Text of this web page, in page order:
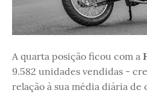
A quarta posição ficou com a
9.582 unidades vendidas -
relação à sua média diária de